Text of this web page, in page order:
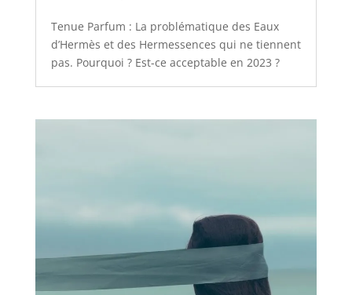
Tenue Parfum : La problématique des Eaux
d’Hermès et des Hermessences qui ne tiennent
pas. Pourquoi ? Est-ce acceptable en 2023 ?